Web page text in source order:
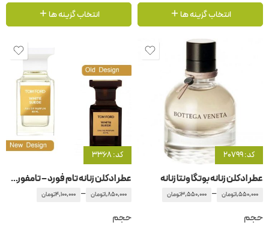
انتخاب گزینه ها انتخاب گزینه ها
کد: 20799
عطر ادکلن زنانه بوتگا ونتا زنانه
1,550,000تومان –
3,550,000تومان
حجم
کد: 3368
عطر ادکلن زنانه تام فورد – تامفورد وایت سود
1,850,000تومان –
4,100,000تومان
حجم